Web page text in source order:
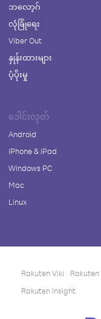
ဘလော့ဂ်
လုံခြုံရေး
Viber Out
နှုန်းထားများ
ပံ့ပိုးမှု
ဒေါင်းလုတ်
Android
iPhone & iPad
Windows PC
Mac
Linux
Rakuten Viki Rakuten
Rakuten Insight